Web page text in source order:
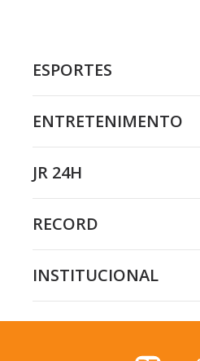
ESPORTES
ENTRETENIMENTO
JR 24H
RECORD
INSTITUCIONAL